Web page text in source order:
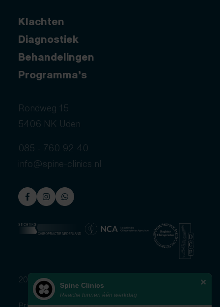
Klachten
Diagnostiek
Behandelingen
Programma’s
Rondweg 15
5406 NK Uden
085 - 760 92 40
info@spine-clinics.nl
2026 © Spine Clinics
Spine Clinics
Reactie binnen één werkdag